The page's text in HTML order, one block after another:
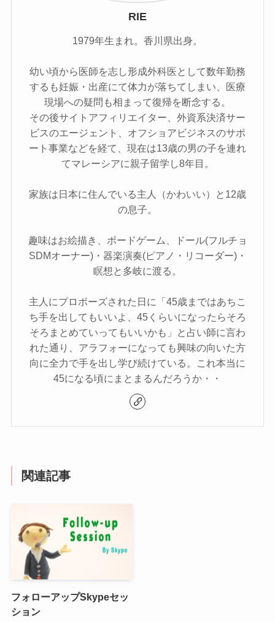
RIE
1979年生まれ。香川県出身。
幼い頃から医師を志し形成外科医として数年勤務
するも妊娠・出産にて体力が落ちてしまい、医療
現場への疑問も相まって復帰を断念する。
その後サイトアフィリエイター、外資系決済サー
ビスのエージェント、オフショアビジネスのサポ
ート事業などを経て、現在は13歳の男の子を連れ
てマレーシアに親子留学し8年目。
家族は日本に住んでいる主人（かわいい）と12歳
の息子。
趣味はお絵描き、ボードゲーム、ドール(フルチョ
SDMオーナー)・器楽演奏(ピアノ・リコーダー)・
瞑想と多岐に渡る。
主人にプロポーズされた日に「45歳まではあちこ
ち手を出してもいいよ、45くらいになったらそろ
そろまとめていってもいいかも」と占い師に言わ
れた通り、アラフォーになっても興味の向いた方
向に全力で手を出し学び続けている。これ本当に
45になる頃にまとまるんだろうか・・
関連記事
フォローアップSkypeセッ
ション